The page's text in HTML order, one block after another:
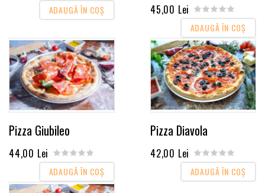
ADAUGĂ ÎN COŞ 45,00 Lei
ADAUGĂ ÎN COŞ
Pizza Giubileo
44,00 Lei
ADAUGĂ ÎN COŞ
Pizza Diavola
42,00 Lei
ADAUGĂ ÎN COŞ